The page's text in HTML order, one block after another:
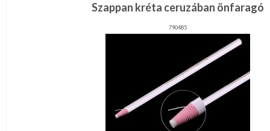
Szappan kréta ceruzában önfaragó
790485